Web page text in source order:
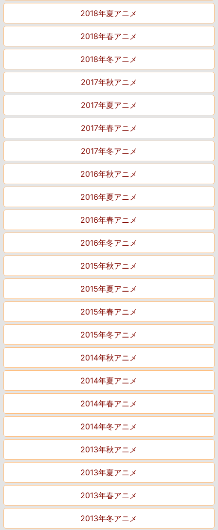
2018年夏アニメ
2018年春アニメ
2018年冬アニメ
2017年秋アニメ
2017年夏アニメ
2017年春アニメ
2017年冬アニメ
2016年秋アニメ
2016年夏アニメ
2016年春アニメ
2016年冬アニメ
2015年秋アニメ
2015年夏アニメ
2015年春アニメ
2015年冬アニメ
2014年秋アニメ
2014年夏アニメ
2014年春アニメ
2014年冬アニメ
2013年秋アニメ
2013年夏アニメ
2013年春アニメ
2013年冬アニメ